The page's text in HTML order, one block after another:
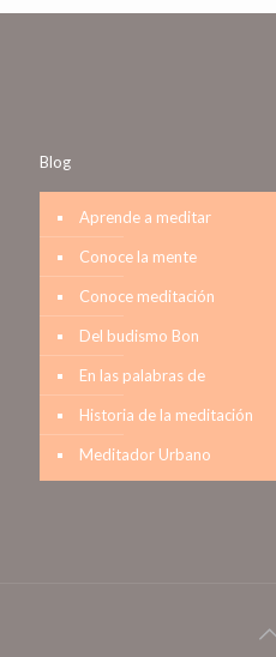
Blog
Aprende a meditar
Conoce la mente
Conoce meditación
Del budismo Bon
En las palabras de
Historia de la meditación
Meditador Urbano